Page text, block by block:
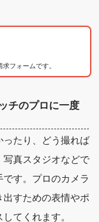
フォームです。
チのプロに一度
ったり、どう撮れば
写真スタジオなどで
です。プロのカメラ
すための表情やポ
てくれます。